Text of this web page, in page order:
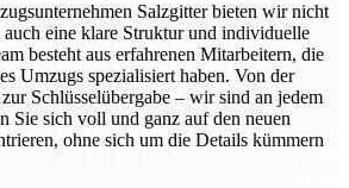
Salzgitter bieten wir nicht
eine klare Struktur und individuelle
besteht aus erfahrenen Mitarbeitern, die
Umzugs spezialisiert haben. Von der
Schlüsselübergabe – wir sind an jedem
Sie sich voll und ganz auf den neuen
ohne sich um die Details kümmern